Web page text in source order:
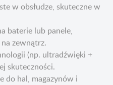
w obsłudze, skuteczne w
baterie lub panele,
zewnątrz.
(np. ultradźwięki +
skuteczności.
do hal, magazynów i